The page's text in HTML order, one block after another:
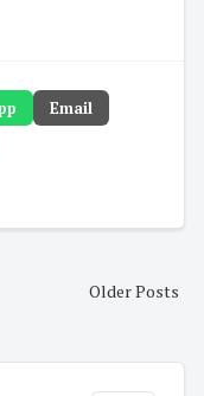
Email
Older Posts